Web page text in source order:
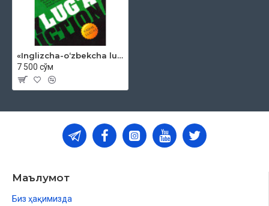
«Inglizcha-o‘zbekcha lug‘at»‎
7 500 сўм
Маълумот
Биз ҳақимизда